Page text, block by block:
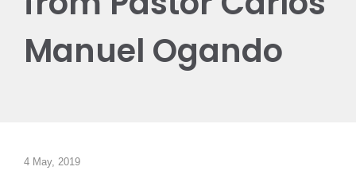
Manuel Ogando
4 May, 2019